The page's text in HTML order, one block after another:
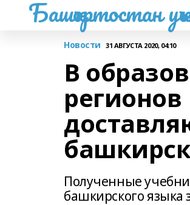
Башҡортостан
Новости 31 АВГУСТА 2020, 04:10
В
Полученные
башкирского языка